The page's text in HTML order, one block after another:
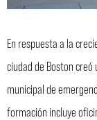
En respuesta a la
ciudad de Boston
municipal de
formación incluye